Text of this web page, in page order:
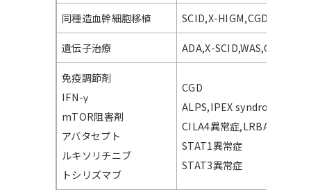
同種造血幹細胞移植 SCID,X-HIGM,CGDなど多
遺伝子治療 ADA,X-SCID,WAS,CGDなど
免疫調節剤
IFN-γ
mTOR阻害剤
アバタセプト
ルキソリチニブ
トシリズマブ
CGD
ALPS,IPEX
CILA4異常症,LRBA異常症
STAT1異常症
STAT3異常症